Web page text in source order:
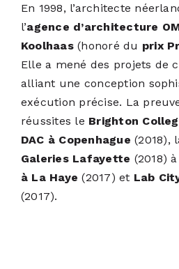
En 1998, l’architecte
l’agence d’architecture
Koolhaas(honoré du prix
Elle a mené des projets de
alliant une conception
exécution précise. La
réussites le Brighton
DAC à Copenhague (2018),
Galeries Lafayette (2018) à
à La Haye(2017) et Lab
(2017).